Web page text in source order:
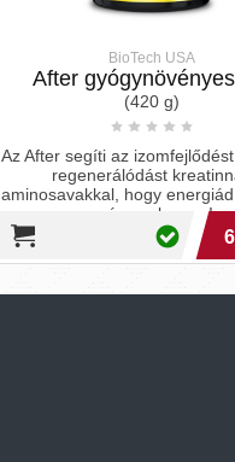
BioTech USA
After
(420 g)
Az After segíti az
regenerálódást
aminosavakkal, hogy
csúcson legyen!